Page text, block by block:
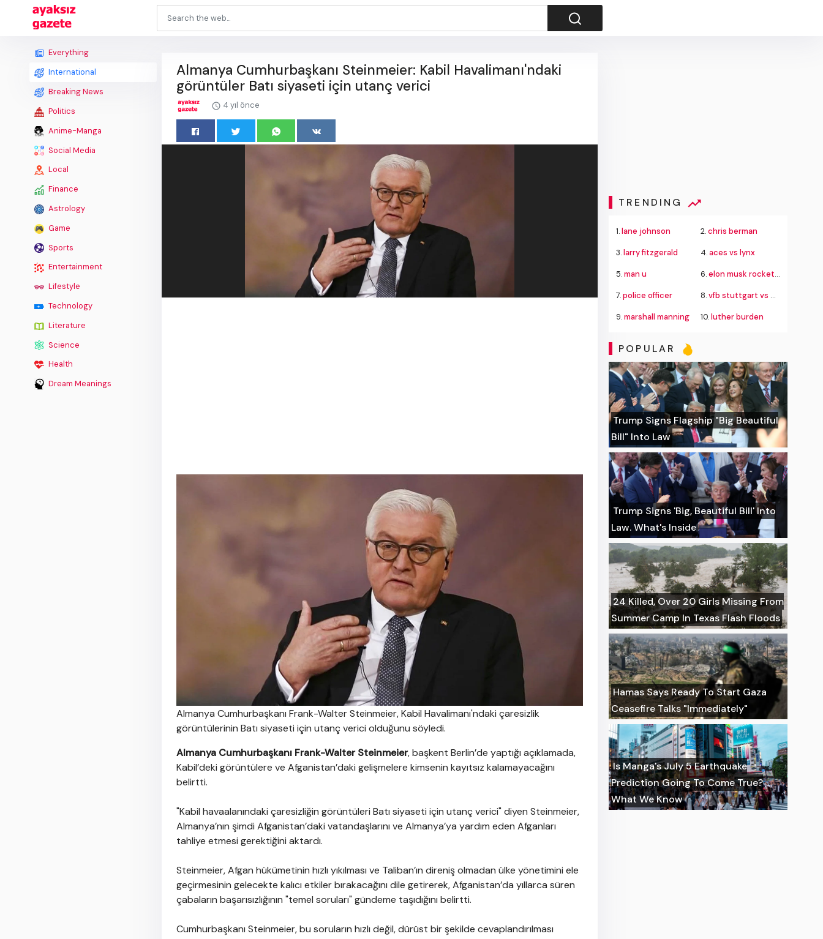
Everything
International
Breaking News
Politics
Anime-Manga
Social Media
Local
Finance
Astrology
Game
Sports
Entertainment
Lifestyle
Technology
Literature
Science
Health
Dream Meanings
Almanya Cumhurbaşkanı Steinmeier: Kabil Havalimanı'ndaki
görüntüler Batı siyaseti için utanç verici
4 yıl önce
Almanya Cumhurbaşkanı Frank-Walter Steinmeier, Kabil Havalimanı'ndaki çaresizlik
görüntülerinin Batı siyaseti için utanç verici olduğunu söyledi.
Almanya Cumhurbaşkanı Frank-Walter Steinmeier, başkent Berlin’de yaptığı açıklamada,
Kabil’deki görüntülere ve Afganistan’daki gelişmelere kimsenin kayıtsız kalamayacağını
belirtti.
"Kabil havaalanındaki çaresizliğin görüntüleri Batı siyaseti için utanç verici" diyen Steinmeier,
Almanya’nın şimdi Afganistan’daki vatandaşlarını ve Almanya’ya yardım eden Afganları
tahliye etmesi gerektiğini aktardı.
Steinmeier, Afgan hükümetinin hızlı yıkılması ve Taliban’ın direniş olmadan ülke yönetimini ele
geçirmesinin gelecekte kalıcı etkiler bırakacağını dile getirerek, Afganistan’da yıllarca süren
çabaların başarısızlığının "temel soruları" gündeme taşıdığını belirtti.
Cumhurbaşkanı Steinmeier, bu soruların hızlı değil, dürüst bir şekilde cevaplandırılması
TRENDING
1.lane johnson 2.chris berman
3.larry fitzgerald 4.aces vs lynx
5.man u 6.elon musk rocket moon crash
7.police officer 8.vfb stuttgart vs everton
9.marshall manning 10.luther burden
POPULAR
Trump Signs Flagship "Big Beautiful
Bill" Into Law
Trump Signs 'Big, Beautiful Bill' Into
Law. What's Inside
24 Killed, Over 20 Girls Missing From
Summer Camp In Texas Flash Floods
Hamas Says Ready To Start Gaza
Ceasefire Talks "Immediately"
Is Manga's July 5 Earthquake
Prediction Going To Come True?
What We Know